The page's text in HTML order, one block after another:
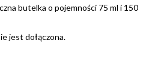
butelka o pojemności 75 ml i 150
jest dołączona.